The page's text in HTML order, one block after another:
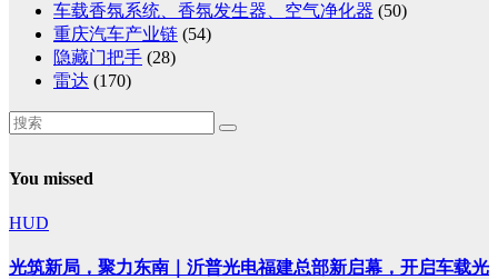
车载香氛系统、香氛发生器、空气净化器 (50)
重庆汽车产业链 (54)
隐藏门把手 (28)
雷达 (170)
You missed
HUD
光筑新局，聚力东南｜沂普光电福建总部新启幕，开启车载光